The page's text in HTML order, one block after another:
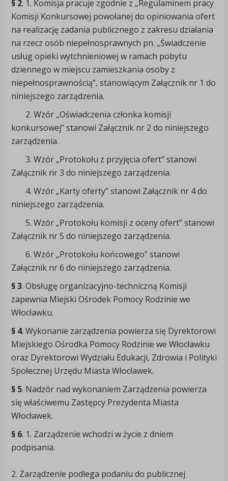
§ 2. 1. Komisja pracuje zgodnie z „Regulaminem pracy
Komisji Konkursowej powołanej do opiniowania ofert
na realizację zadania publicznego z zakresu działania
na rzecz osób niepełnosprawnych pn. „Świadczenie
usług opieki wytchnieniowej w ramach pobytu
dziennego w miejscu zamieszkania osoby z
niepełnosprawnością”, stanowiącym Załącznik nr 1 do
niniejszego zarządzenia.
2. Wzór „Oświadczenia członka komisji
konkursowej” stanowi Załącznik nr 2 do niniejszego
zarządzenia.
3. Wzór „Protokołu z przyjęcia ofert” stanowi
Załącznik nr 3 do niniejszego zarządzenia.
4. Wzór „Karty oferty” stanowi Załącznik nr 4 do
niniejszego zarządzenia.
5. Wzór „Protokołu komisji z oceny ofert” stanowi
Załącznik nr 5 do niniejszego zarządzenia.
6. Wzór „Protokołu końcowego” stanowi
Załącznik nr 6 do niniejszego zarządzenia.
§ 3. Obsługę organizacyjno-techniczną Komisji
zapewnia Miejski Ośrodek Pomocy Rodzinie we
Włocławku.
§ 4. Wykonanie zarządzenia powierza się Dyrektorowi
Miejskiego Ośrodka Pomocy Rodzinie we Włocławku
oraz Dyrektorowi Wydziału Edukacji, Zdrowia i Polityki
Społecznej Urzędu Miasta Włocławek.
§ 5. Nadzór nad wykonaniem Zarządzenia powierza
się właściwemu Zastępcy Prezydenta Miasta
Włocławek.
§ 6. 1. Zarządzenie wchodzi w życie z dniem
podpisania.
2. Zarządzenie podlega podaniu do publicznej